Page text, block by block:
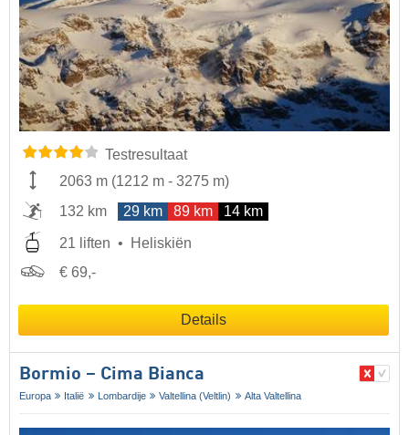
Testresultaat
2063 m (1212 m - 3275 m)
132 km
29 km 89 km 14 km
21 liften
Heliskiën
€ 69,-
Details
Bormio – Cima Bianca
Europa Italië Lombardije Valtellina (Veltlin) Alta Valtellina